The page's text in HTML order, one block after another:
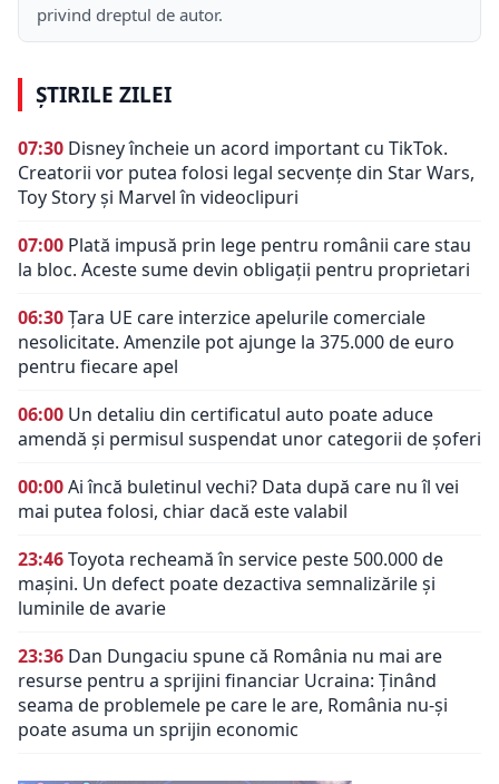
privind dreptul de autor.
ȘTIRILE ZILEI
07:30 Disney încheie un acord important cu TikTok.
Creatorii vor putea folosi legal secvențe din Star Wars,
Toy Story și Marvel în videoclipuri
07:00 Plată impusă prin lege pentru românii care stau
la bloc. Aceste sume devin obligații pentru proprietari
06:30Țara UE care interzice apelurile comerciale
nesolicitate. Amenzile pot ajunge la 375.000 de euro
pentru fiecare apel
06:00 Un detaliu din certificatul auto poate aduce
amendă și permisul suspendat unor categorii de șoferi
00:00Ai încă buletinul vechi? Data după care nu îl vei
mai putea folosi, chiar dacă este valabil
23:46Toyota recheamă în service peste 500.000 de
mașini. Un defect poate dezactiva semnalizările și
luminile de avarie
23:36 Dan Dungaciu spune că România nu mai are
resurse pentru a sprijini financiar Ucraina: Ținând
seama de problemele pe care le are, România nu-și
poate asuma un sprijin economic